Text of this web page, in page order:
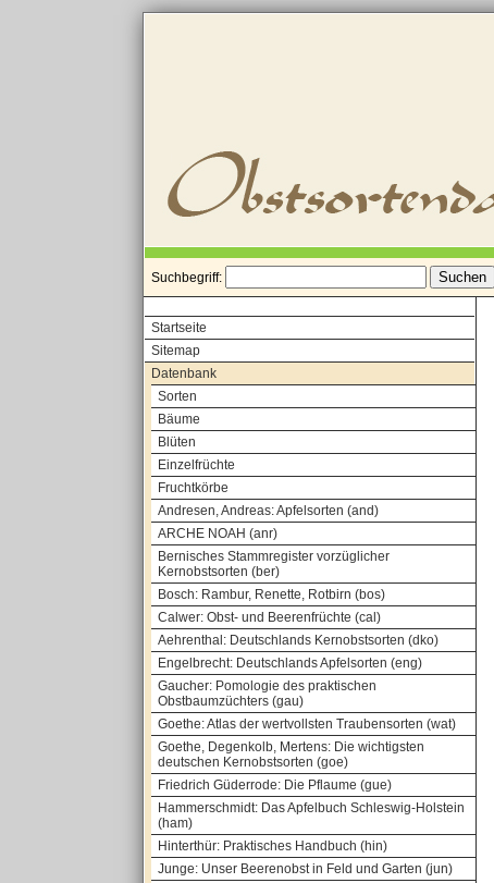
Suchbegriff:
Startseite
Sitemap
Datenbank
Sorten
Bäume
Blüten
Einzelfrüchte
Fruchtkörbe
Andresen, Andreas: Apfelsorten (and)
ARCHE NOAH (anr)
Bernisches Stammregister vorzüglicher
Kernobstsorten (ber)
Bosch: Rambur, Renette, Rotbirn (bos)
Calwer: Obst- und Beerenfrüchte (cal)
Aehrenthal: Deutschlands Kernobstsorten (dko)
Engelbrecht: Deutschlands Apfelsorten (eng)
Gaucher: Pomologie des praktischen
Obstbaumzüchters (gau)
Goethe: Atlas der wertvollsten Traubensorten (wat)
Goethe, Degenkolb, Mertens: Die wichtigsten
deutschen Kernobstsorten (goe)
Friedrich Güderrode: Die Pflaume (gue)
Hammerschmidt: Das Apfelbuch Schleswig-Holstein
(ham)
Hinterthür: Praktisches Handbuch (hin)
Junge: Unser Beerenobst in Feld und Garten (jun)